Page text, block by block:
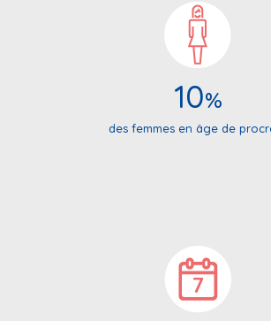
10%
des femmes en âge de